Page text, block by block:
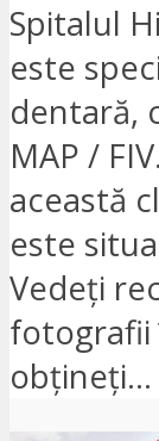
Spitalul
este
dentară,
MAP /
această
este
Vedeți
fotografii
obțineți...